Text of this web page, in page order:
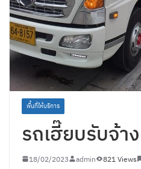
พื้นที่ให้บริการ
รถเฮี๊ยบรับจ้า
18/02/2023 admin 821 Views